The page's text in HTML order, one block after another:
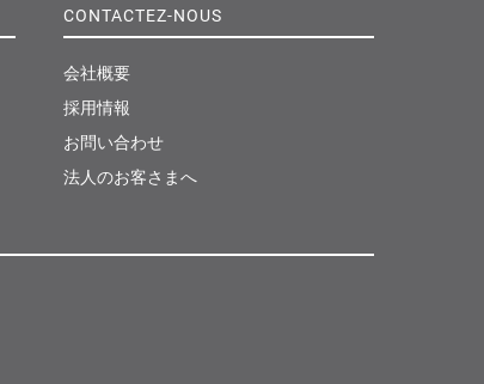
ッ
CONTACTEZ-NOUS
会社概要
採用情報
お問い合わせ
法人のお客さまへ